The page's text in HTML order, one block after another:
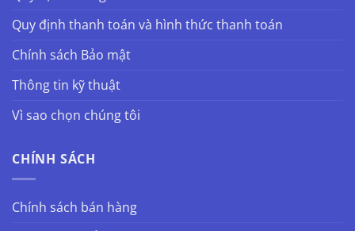
Quy định thanh toán và hình thức thanh toán
Chính sách Bảo mật
Thông tin kỹ thuật
Vì sao chọn chúng tôi
CHÍNH SÁCH
Chính sách bán hàng